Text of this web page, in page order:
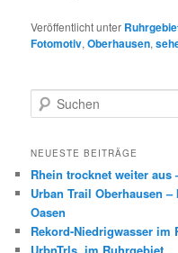
Veröffentlicht unter
Fotomotiv,Oberhausen,
u
h
n
NEUESTE BEITRÄGE
Rhein trocknet weiter aus
Urban Trail Oberhausen
Oasen
Rekord-Niedrigwasser im